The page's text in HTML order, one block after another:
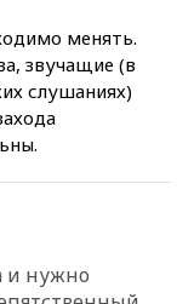
менять.
звучащие (в
слушаниях)
и нужно